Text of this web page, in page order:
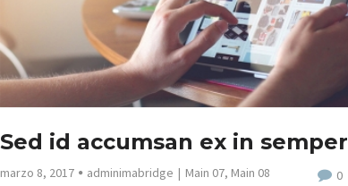
Sed id accumsan ex in semper
marzo 8, 2017 adminimabridge Main 07, Main 08 0